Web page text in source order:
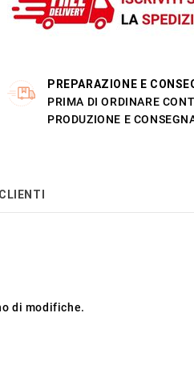
PREPARAZIONE E
PRIMA DI ORDINARE
PRODUZIONE E
di modifiche.